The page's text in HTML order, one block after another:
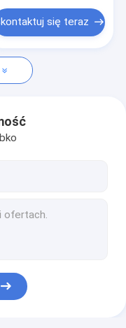
się teraz